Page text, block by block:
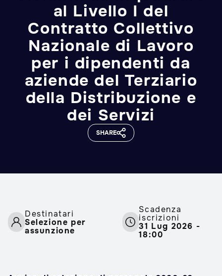
al Livello I del
Contratto Collettivo
Nazionale di Lavoro
per i dipendenti da
aziende del Terziario
della Distribuzione e
dei Servizi
SHARE
Destinatari
Selezione per
assunzione
Scadenza
iscrizioni
31 Lug 2026 -
18:00